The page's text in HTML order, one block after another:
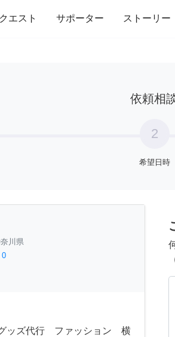
エスト サポーター ストーリー
し インテリア 趣味・習い事
依頼相
2
希望日時
川県
0
ッズ代行 ファッション 横